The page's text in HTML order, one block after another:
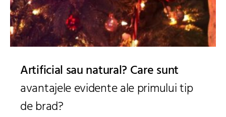
Artificial sau natural? Care sunt
avantajele evidente ale primului tip
de brad?